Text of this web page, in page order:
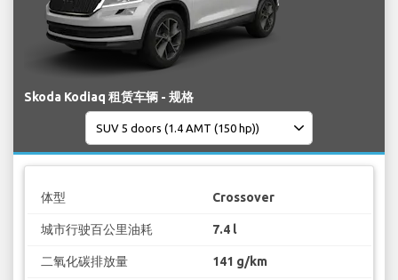
Skoda Kodiaq 租赁车辆 - 规格
体型 Crossover
城市行驶百公里油耗 7.4 l
二氧化碳排放量 141 g/km